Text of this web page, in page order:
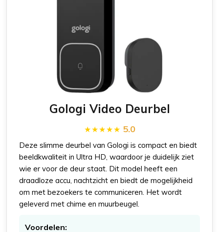
Gologi Video Deurbel
5.0
Deze slimme deurbel van Gologi is compact en biedt
beeldkwaliteit in Ultra HD, waardoor je duidelijk ziet
wie er voor de deur staat. Dit model heeft een
draadloze accu, nachtzicht en biedt de mogelijkheid
om met bezoekers te communiceren. Het wordt
geleverd met chime en muurbeugel.
Voordelen: